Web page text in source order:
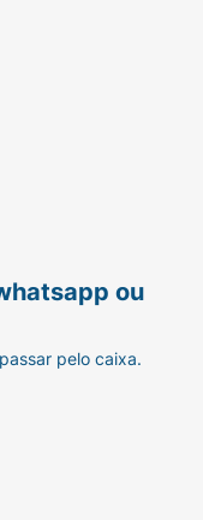
ou
pelo caixa.